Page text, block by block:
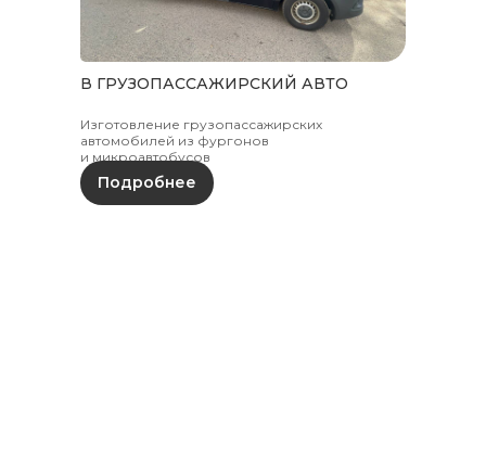
Изготовление грузопассажирских
автомобилей из фургонов
и микроавтобусов
В ГРУЗОПАССАЖИРСКИЙ АВТО
Подробнее